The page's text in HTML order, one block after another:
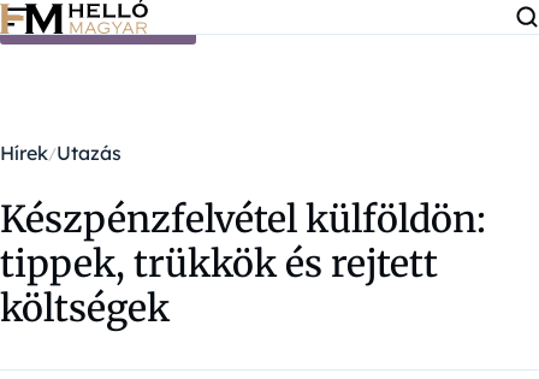
Ugrás a tartalomra
Hírek Utazás
Készpénzfelvétel külföldön:
tippek, trükkök és rejtett
költségek